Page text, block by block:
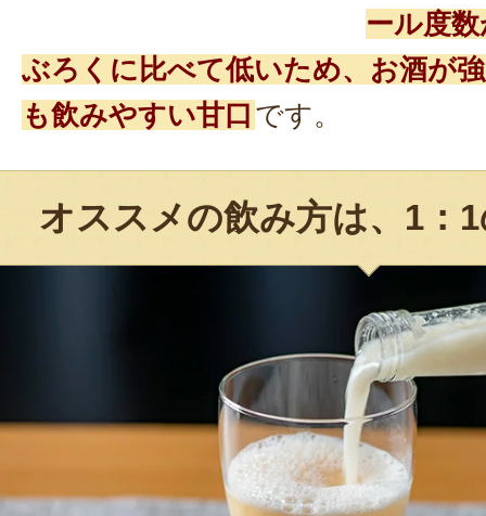
ール度
ぶろくに比べて低いため、お酒が
も飲みやすい甘口 です。
オススメの飲み方は、1：